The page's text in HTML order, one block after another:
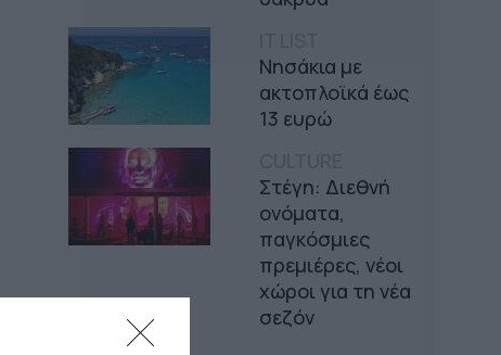
Νησάκια με
ακτοπλοϊκά έως
13 ευρώ
Στέγη: Διεθνή
ονόματα,
παγκόσμιες
πρεμιέρες, νέοι
χώροι για τη νέα
σεζόν